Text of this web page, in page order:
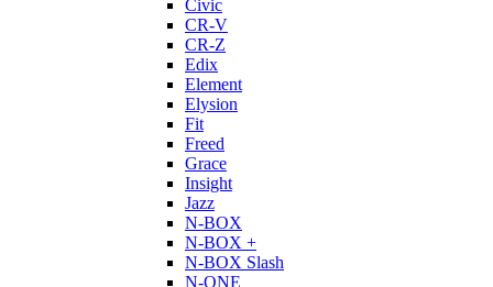
Civic
CR-V
CR-Z
Edix
Element
Elysion
Fit
Freed
Grace
Insight
Jazz
N-BOX
N-BOX +
N-BOX Slash
N-ONE